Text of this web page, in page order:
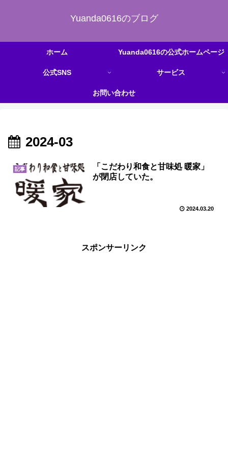
Yuanda0616のブログ
ホーム Yuanda0616の公式ホームページ
公式SNS サービス
お問い合わせ
2024-03
記事
「こだわり和食と甘味処 暖家」
が閉店していた。
2024.03.20
スポンサーリンク